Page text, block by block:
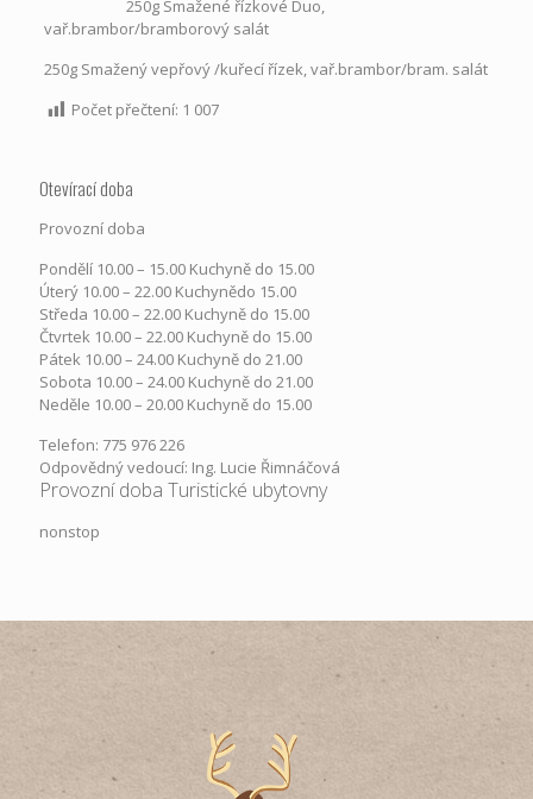
250g Smažené řízkové Duo,
vař.brambor/bramborový salát
250g Smažený vepřový /kuřecí řízek, vař.brambor/bram. salát
Počet přečtení: 1 007
Otevírací doba
Provozní doba
Pondělí​ 10.00 – 15.00​​ Kuchyně do 15.00
Úterý ​10.00 – 22.00​​ Kuchynědo 15.00
Středa ​10.00 – 22.00 ​​Kuchyně do 15.00
Čtvrtek​ 10.00 – 22.00 ​​Kuchyně do 15.00
Pátek​ 10.00 – 24.00​​ Kuchyně do 21.00
Sobota ​10.00 – 24.00​​ Kuchyně do 21.00
Neděle ​10.00 – 20.00​​ Kuchyně do 15.00
Telefon: 775 976 226
Odpovědný vedoucí: Ing. Lucie Řimnáčová
Provozní doba Turistické ubytovny
nonstop